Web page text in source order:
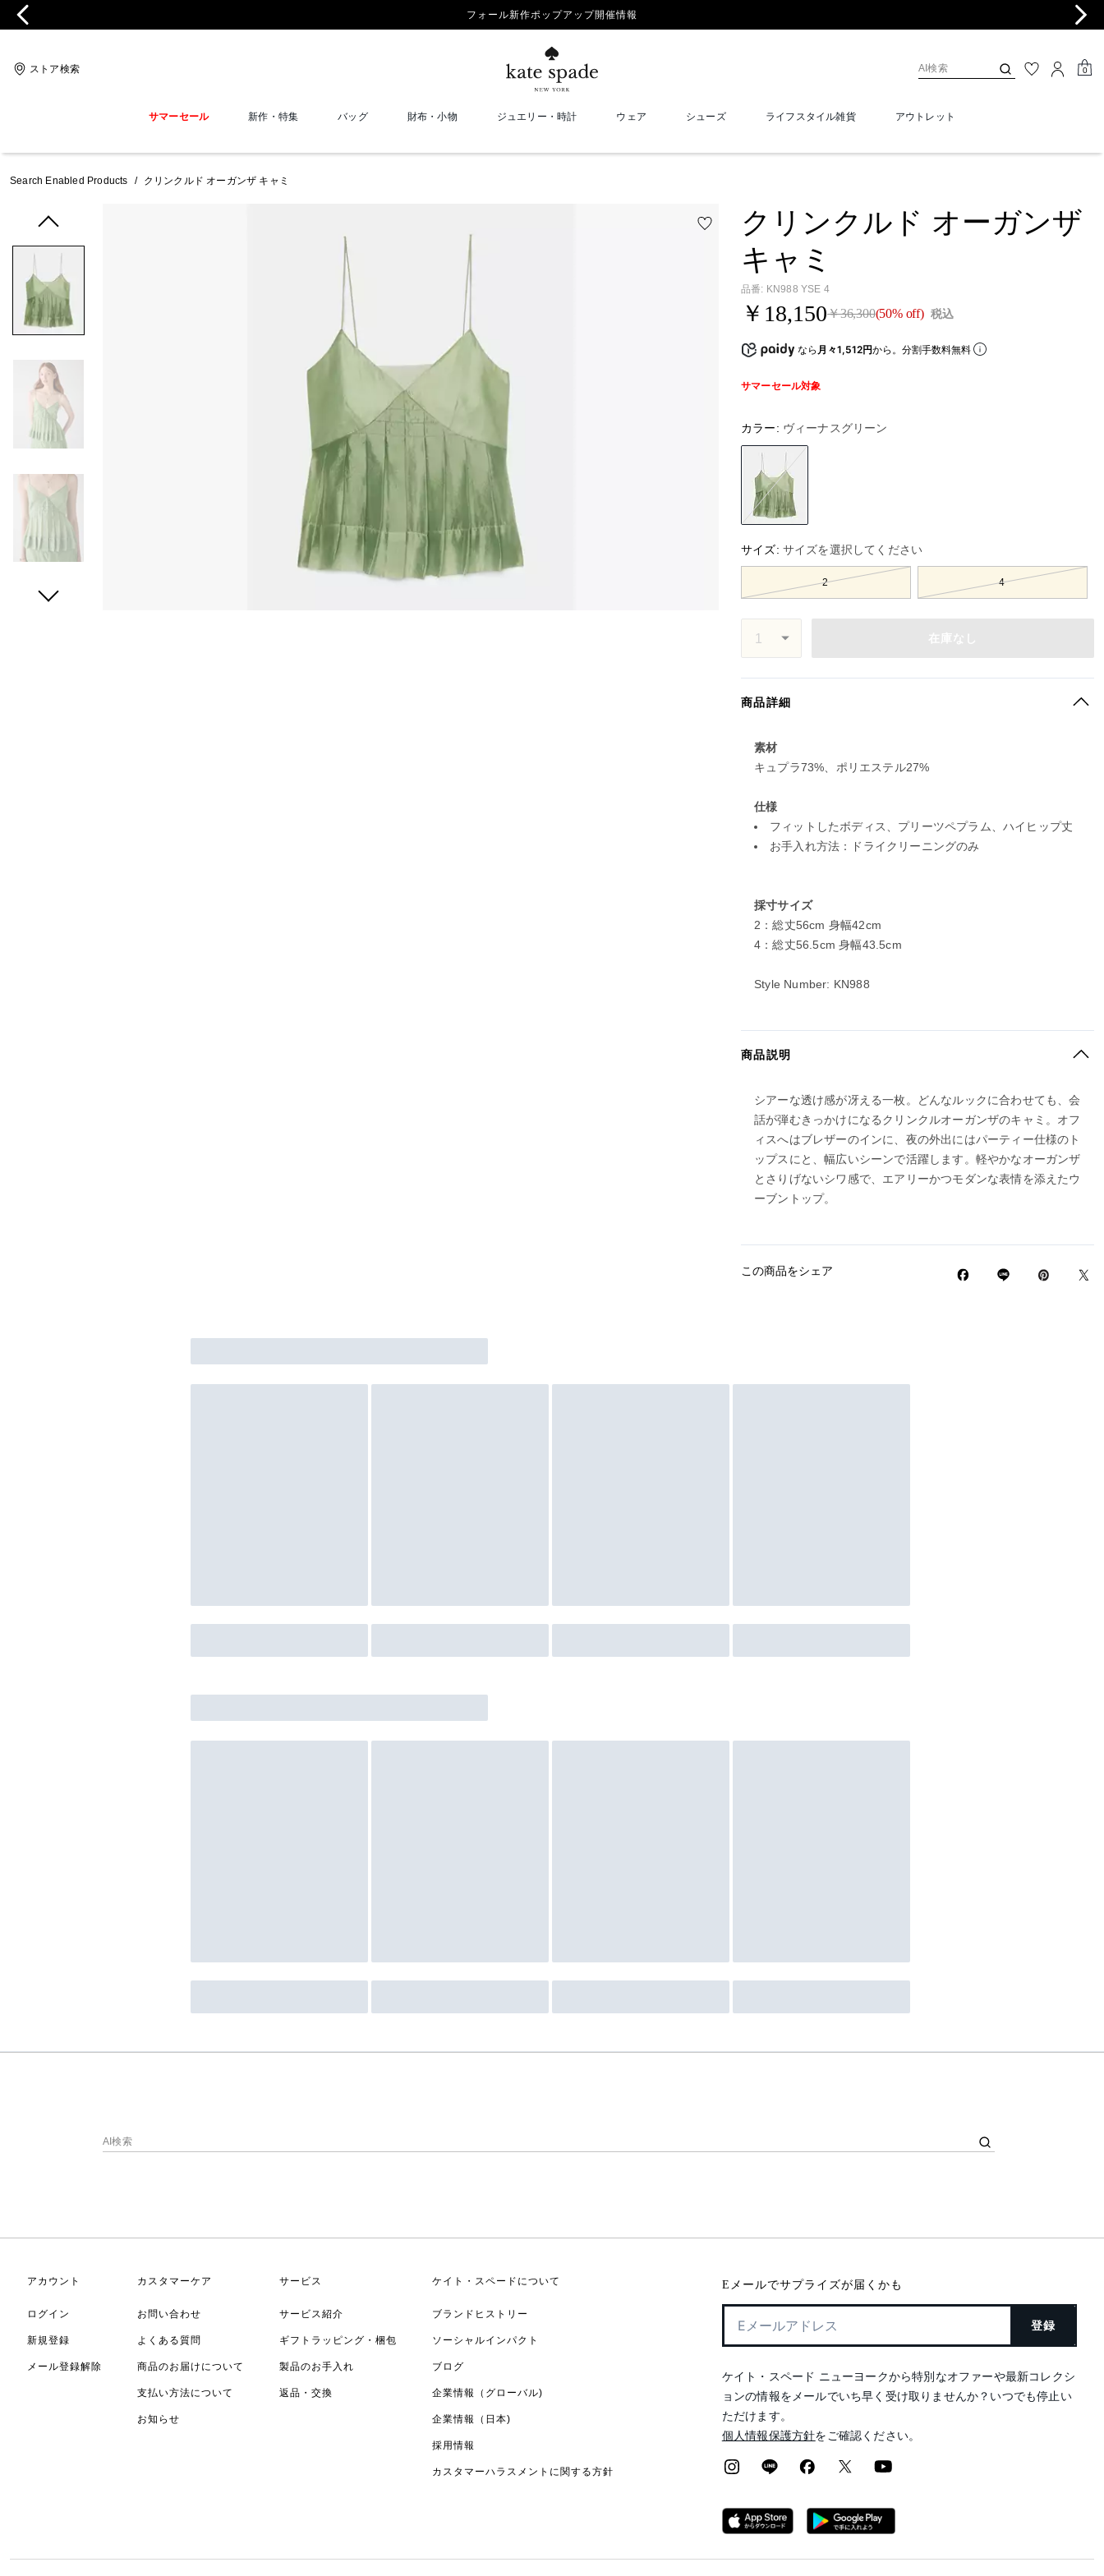
フォール新作ポップアップ開催情報
ストア検索 0
サマーセール 新作・特集 バッグ 財布・小物 ジュエリー・時計 ウェア シューズ ライフスタイル雑貨 アウトレット
Search Enabled Products / クリンクルド オーガンザ キャミ
クリンクルド オーガンザ
キャミ
品番: KN988 YSE 4
￥18,150￥36,300(50% off) 税込
なら 月々1,512円から。分割手数料無料
サマーセール対象
カラー: ヴィーナスグリーン
サイズ: サイズを選択してください
2 4
在庫なし
商品詳細
素材
キュプラ73%、ポリエステル27%
仕様
フィットしたボディス、プリーツペプラム、ハイヒップ丈
お手入れ方法：ドライクリーニングのみ
採寸サイズ
2：総丈56cm 身幅42cm
4：総丈56.5cm 身幅43.5cm
Style Number: KN988
商品説明
シアーな透け感が冴える一枚。どんなルックに合わせても、会
話が弾むきっかけになるクリンクルオーガンザのキャミ。オフ
ィスへはブレザーのインに、夜の外出にはパーティー仕様のト
ップスにと、幅広いシーンで活躍します。軽やかなオーガンザ
とさりげないシワ感で、エアリーかつモダンな表情を添えたウ
ーブントップ。
この商品をシェア
アカウント
ログイン
新規登録
メール登録解除
カスタマーケア
お問い合わせ
よくある質問
商品のお届けについて
支払い方法について
お知らせ
サービス
サービス紹介
ギフトラッピング・梱包
製品のお手入れ
返品・交換
ケイト・スペードについて
ブランドヒストリー
ソーシャルインパクト
ブログ
企業情報（グローバル)
企業情報（日本)
採用情報
カスタマーハラスメントに関する方針
Eメールでサプライズが届くかも
登録
ケイト・スペード ニューヨークから特別なオファーや最新コレクシ
ョンの情報をメールでいち早く受け取りませんか？いつでも停止い
ただけます。
個人情報保護方針をご確認ください。